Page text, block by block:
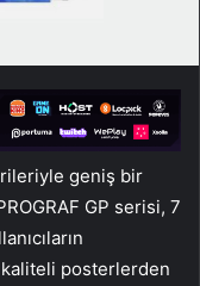
geniş bir
GP serisi, 7
posterlerden